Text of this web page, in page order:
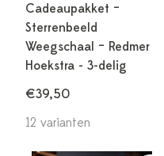
Cadeaupakket –
Sterrenbeeld
Weegschaal – Redmer
Hoekstra - 3-delig
€39,50
12 varianten